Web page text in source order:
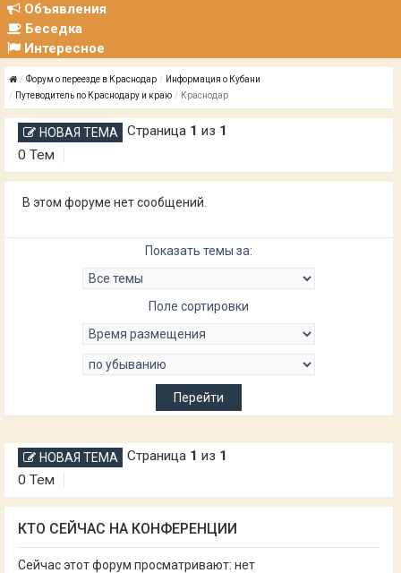
Объявления
Беседка
Интересное
Форум о переезде в Краснодар
Информация о Кубани
Путеводитель по Краснодару и краю
Краснодар
НОВАЯ ТЕМА
0 Тем
Страница 1 из 1
В этом форуме нет сообщений.
Показать темы за:
Поле сортировки
НОВАЯ ТЕМА
0 Тем
Страница 1 из 1
КТО СЕЙЧАС НА КОНФЕРЕНЦИИ
Сейчас этот форум просматривают: нет